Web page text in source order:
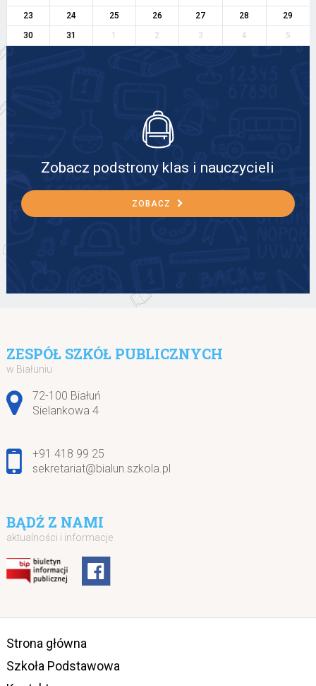
23
24 25 26 27 28
29
30
31 1 2 3 4 5
Zobacz podstrony klas i nauczycieli
ZOBACZ
ZESPÓŁ SZKÓŁ PUBLICZNYCH
w Białuniu
Adres pocztowy:
72-100 Białuń
Sielankowa 4
+91 418 99 25
sekretariat@bialun.szkola.pl
BĄDŹ Z NAMI
aktualności i informacje
Strona główna
Szkoła Podstawowa